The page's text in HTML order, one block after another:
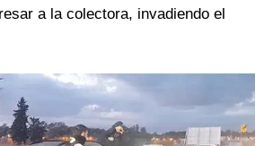
a la colectora, invadiendo el